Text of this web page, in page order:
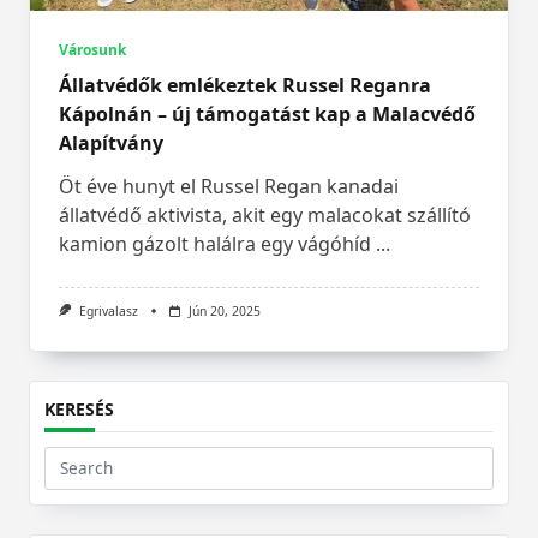
Városunk
Állatvédők emlékeztek Russel Reganra
Kápolnán – új támogatást kap a Malacvédő
Alapítvány
Öt éve hunyt el Russel Regan kanadai
állatvédő aktivista, akit egy malacokat szállító
kamion gázolt halálra egy vágóhíd ...
Egrivalasz Jún 20, 2025
KERESÉS
Search
for: